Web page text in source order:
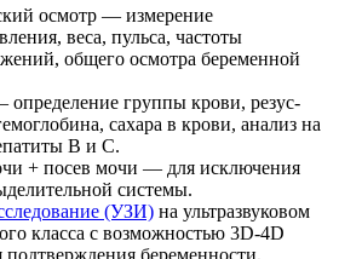
осмотр — измерение
веса, пульса, частоты
общего осмотра беременной
группы крови, резус-
сахара в крови, анализ на
В и С.
+ посев мочи — для исключения
системы.
(УЗИ) на ультразвуковом
класса с возможностью 3D-4D
подтверждения беременности,